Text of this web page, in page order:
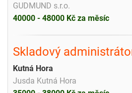
GUDMUND s.r.o.
40000 - 48000 Kč za měsíc
Skladový
Kutná Hora
Jusda Kutná Hora